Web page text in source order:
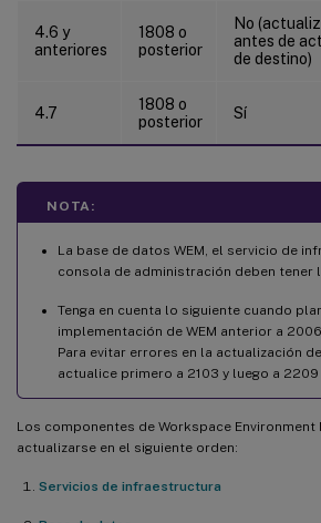
4.6 y
anteriores
1808 o
posterior
No
antes de
de destino)
4.7
1808 o
posterior
Sí
NOTA:
La base de datos WEM, el servicio de
consola de administración deben tener
Tenga en cuenta lo siguiente cuando
implementación de WEM anterior a
Para evitar errores en la actualización
actualice primero a 2103 y luego a
Los componentes de Workspace Environment
actualizarse en el siguiente orden:
Servicios de infraestructura